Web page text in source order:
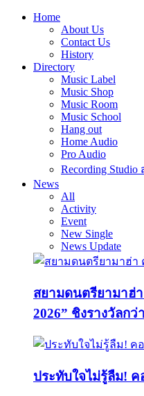
Home
About Us
Contact Us
History
Directory
Music Label
Music Shop
Music Room
Music School
Hang out
Home Audio
Pro Audio
Recording
News
All
Activity
Event
New Single
News Update
สยามดนตรียามาฮ่า
2026” ชิงรางวัลก
ประทับใจไม่รู้ลืม! ค